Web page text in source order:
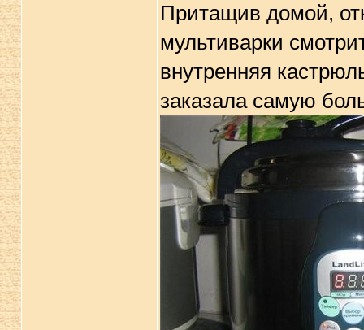
Притащив домой,
мультиварки
внутренняя
заказала самую